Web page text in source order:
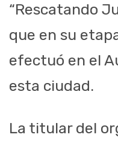
“Rescatando
que en su
efectuó en el
esta ciudad.
La titular del